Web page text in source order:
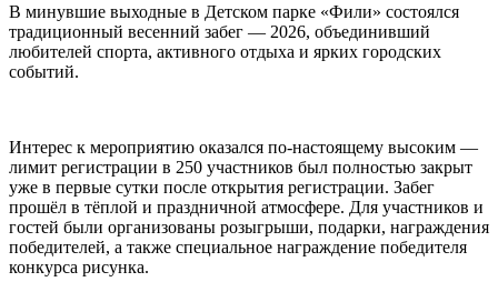
В минувшие выходные в Детском парке «Фили» состоялся
традиционный весенний забег — 2026, объединивший
любителей спорта, активного отдыха и ярких городских
событий.
Интерес к мероприятию оказался по-настоящему высоким —
лимит регистрации в 250 участников был полностью закрыт
уже в первые сутки после открытия регистрации. Забег
прошёл в тёплой и праздничной атмосфере. Для участников и
гостей были организованы розыгрыши, подарки, награждения
победителей, а также специальное награждение победителя
конкурса рисунка.